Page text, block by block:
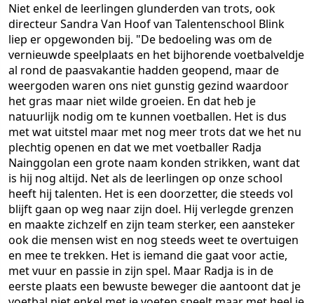
Niet enkel de leerlingen glunderden van trots, ook
directeur Sandra Van Hoof van Talentenschool Blink
liep er opgewonden bij. "De bedoeling was om de
vernieuwde speelplaats en het bijhorende voetbalveldje
al rond de paasvakantie hadden geopend, maar de
weergoden waren ons niet gunstig gezind waardoor
het gras maar niet wilde groeien. En dat heb je
natuurlijk nodig om te kunnen voetballen. Het is dus
met wat uitstel maar met nog meer trots dat we het nu
plechtig openen en dat we met voetballer Radja
Nainggolan een grote naam konden strikken, want dat
is hij nog altijd. Net als de leerlingen op onze school
heeft hij talenten. Het is een doorzetter, die steeds vol
blijft gaan op weg naar zijn doel. Hij verlegde grenzen
en maakte zichzelf en zijn team sterker, een aansteker
ook die mensen wist en nog steeds weet te overtuigen
en mee te trekken. Het is iemand die gaat voor actie,
met vuur en passie in zijn spel. Maar Radja is in de
eerste plaats een bewuste beweger die aantoont dat je